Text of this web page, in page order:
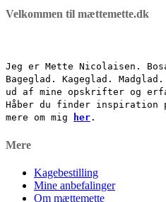
Velkommen til mættemette.dk
Jeg er Mette Nicolaisen.
Bageglad. Kageglad.
ud af mine opskrifter og
Håber du finder inspiration
mere om mig
her .
Mere
Kagebestilling
Mine anbefalinger
Om mættemette